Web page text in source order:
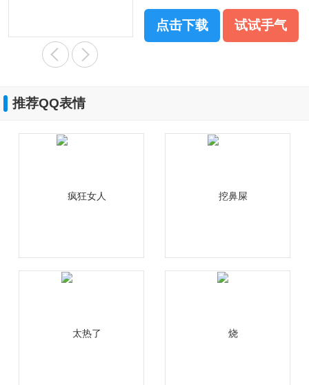
点击下载 试试手气
推荐QQ表情